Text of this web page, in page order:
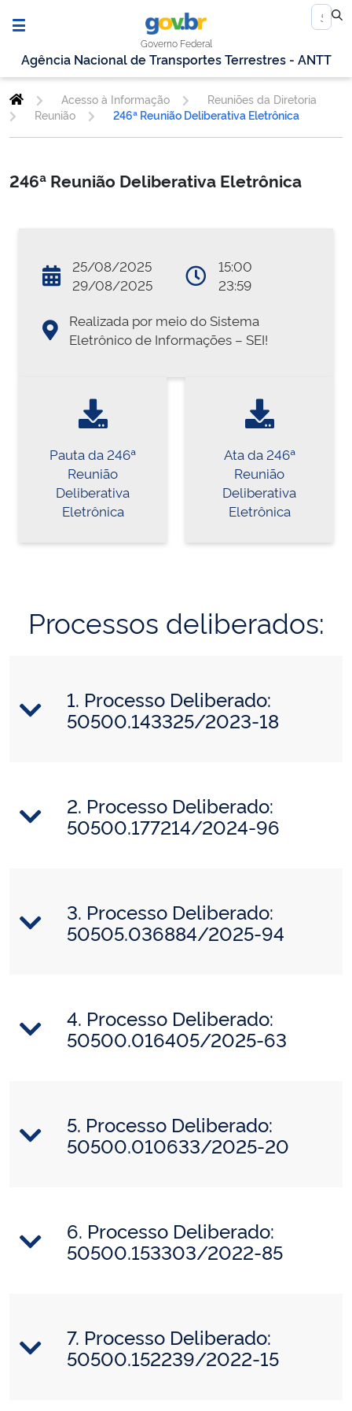
Governo Federal
Agência Nacional de Transportes Terrestres - ANTT
Acesso à Informação
Reuniões da Diretoria
Reunião
246ª Reunião Deliberativa Eletrônica
246ª Reunião Deliberativa Eletrônica
25/08/2025
29/08/2025
15:00
23:59
Realizada por meio do Sistema
Eletrônico de Informações – SEI!
Pauta da 246ª
Reunião
Deliberativa
Eletrônica
Ata da 246ª
Reunião
Deliberativa
Eletrônica
Processos deliberados:
1. Processo Deliberado:
50500.143325/2023-18
2. Processo Deliberado:
50500.177214/2024-96
3. Processo Deliberado:
50505.036884/2025-94
4. Processo Deliberado:
50500.016405/2025-63
5. Processo Deliberado:
50500.010633/2025-20
6. Processo Deliberado:
50500.153303/2022-85
7. Processo Deliberado:
50500.152239/2022-15